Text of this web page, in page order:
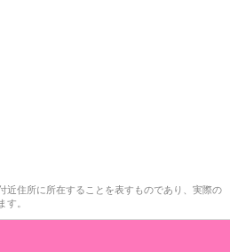
住所に所在することを表すものであり、実際の
す。